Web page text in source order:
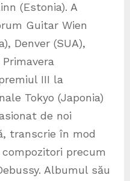
(Estonia). A
Guitar Wien
Denver (SUA),
III la
Tokyo (Japonia)
de noi
transcrie în mod
precum
Albumul său